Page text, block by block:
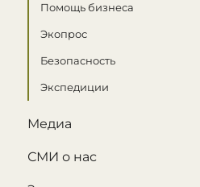
Помощь бизнеса
Экопрос
Безопасность
Экспедиции
Медиа
СМИ о нас